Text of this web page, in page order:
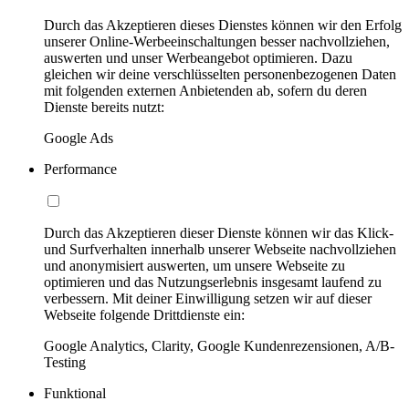
Durch das Akzeptieren dieses Dienstes können wir den Erfolg
unserer Online-Werbeeinschaltungen besser nachvollziehen,
auswerten und unser Werbeangebot optimieren. Dazu
gleichen wir deine verschlüsselten personenbezogenen Daten
mit folgenden externen Anbietenden ab, sofern du deren
Dienste bereits nutzt:
Google Ads
Performance
Durch das Akzeptieren dieser Dienste können wir das Klick-
und Surfverhalten innerhalb unserer Webseite nachvollziehen
und anonymisiert auswerten, um unsere Webseite zu
optimieren und das Nutzungserlebnis insgesamt laufend zu
verbessern. Mit deiner Einwilligung setzen wir auf dieser
Webseite folgende Drittdienste ein:
Google Analytics, Clarity, Google Kundenrezensionen, A/B-
Testing
Funktional